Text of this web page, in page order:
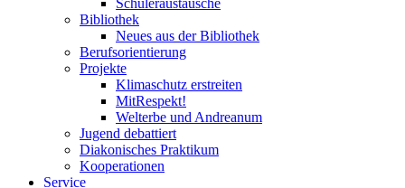
Bibliothek
Neues aus der Bibliothek
Berufsorientierung
Projekte
Klimaschutz erstreiten
MitRespekt!
Welterbe und Andreanum
Jugend debattiert
Diakonisches Praktikum
Kooperationen
Service